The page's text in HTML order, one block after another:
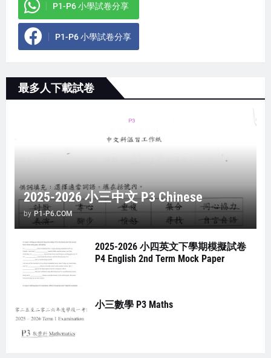
P1-P6 小學試卷分享
P1-P6 小學試卷分享
最多人下載試卷
2025-2026 小三中文 P3 Chinese
by P1-P6.COM
2025-2026 小四英文下學期模擬試卷
P4 English 2nd Term Mock Paper
小三數學 P3 Maths